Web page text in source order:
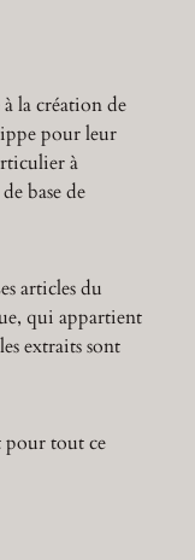
la création de
pour leur
à
base de
articles du
qui appartient
extraits sont
pour tout ce